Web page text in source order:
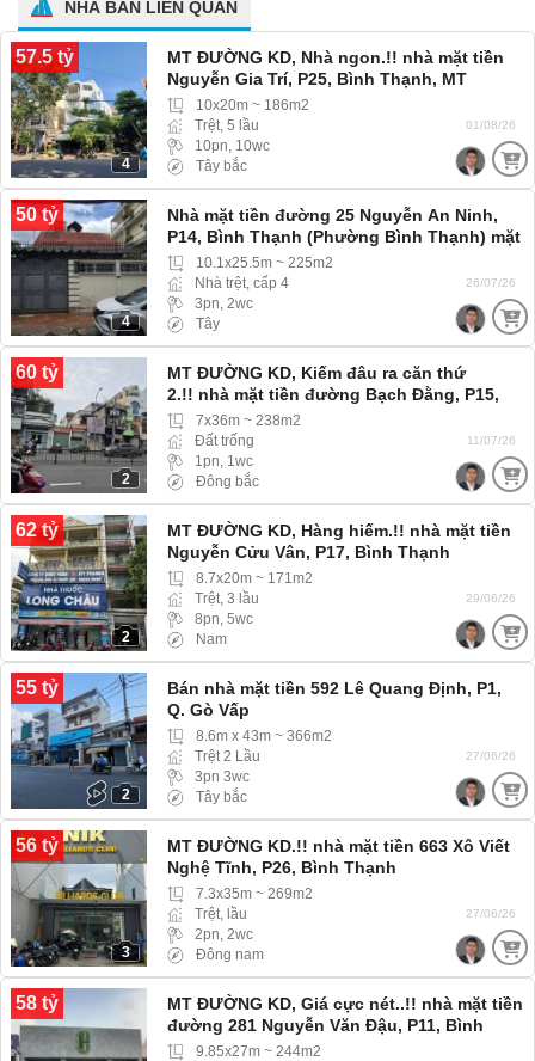
NHÀ BÁN LIÊN QUAN
57.5 tỷ
4
MT ĐƯỜNG KD, Nhà ngon.!! nhà mặt tiền
Nguyễn Gia Trí, P25, Bình Thạnh, MT
đường lớn, kinh doanh đa ngành nghề
10x20m ~ 186m2
Trệt, 5 lầu
10pn, 10wc
Tây bắc
01/08/26
50 tỷ
4
Nhà mặt tiền đường 25 Nguyễn An Ninh,
P14, Bình Thạnh (Phường Bình Thạnh) mặt
tiền đường, nhanh mua còn kịp.
10.1x25.5m ~ 225m2
Nhà trệt, cấp 4
3pn, 2wc
Tây
26/07/26
60 tỷ
2
MT ĐƯỜNG KD, Kiếm đâu ra căn thứ
2.!! nhà mặt tiền đường Bạch Đằng, P15,
Bình Thạnh, MT đường lớn, kinh doanh đa
ngành nghề
7x36m ~ 238m2
Đất trống
1pn, 1wc
Đông bắc
11/07/26
62 tỷ
2
MT ĐƯỜNG KD, Hàng hiếm.!! nhà mặt tiền
Nguyễn Cửu Vân, P17, Bình Thạnh
(Phường Gia Định) MT đường lớn
8.7x20m ~ 171m2
Trệt, 3 lầu
8pn, 5wc
Nam
29/06/26
55 tỷ
2
Bán nhà mặt tiền 592 Lê Quang Định, P1,
Q. Gò Vấp
8.6m x 43m ~ 366m2
Trệt 2 Lầu
3pn 3wc
Tây bắc
27/06/26
56 tỷ
3
MT ĐƯỜNG KD.!! nhà mặt tiền 663 Xô Viết
Nghệ Tĩnh, P26, Bình Thạnh
7.3x35m ~ 269m2
Trệt, lầu
2pn, 2wc
Đông nam
27/06/26
58 tỷ
MT ĐƯỜNG KD, Giá cực nét..!! nhà mặt tiền
đường 281 Nguyễn Văn Đậu, P11, Bình
Thạnh9.85x27m ~ 244m2